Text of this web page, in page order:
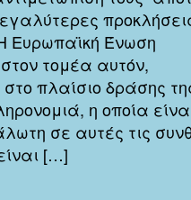
Ευρωπαϊκή Ένωση
τομέα αυτόν,
πλαίσιο δράσης
η οποία
σε αυτές τις
[…]